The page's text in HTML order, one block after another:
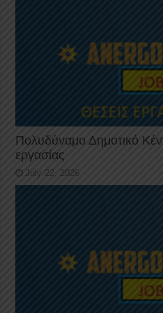
Πολυδύναμο Δημοτικό
εργασίας
July 22, 2026